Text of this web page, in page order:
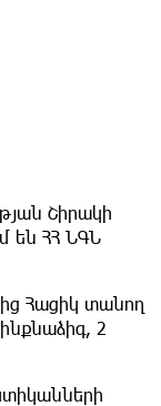
Շիրակի
են ՀՀ ՆԳՆ
Հացիկ տանող
2